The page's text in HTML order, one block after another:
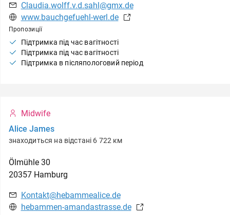
Claudia.wolff.v.d.sahl@gmx.de
www.bauchgefuehl-werl.de
Пропозиції
Підтримка під час вагітності
Підтримка під час вагітності
Підтримка в післяпологовий період
Midwife
Alice James
знаходиться на відстані 6 722 км
Ölmühle 30
20357 Hamburg
Kontakt@hebammealice.de
hebammen-amandastrasse.de